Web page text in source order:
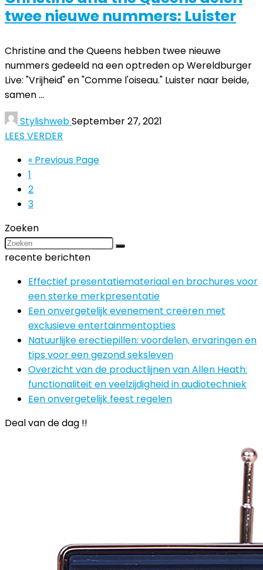
twee nieuwe nummers: Luister
Christine and the Queens hebben twee nieuwe
nummers gedeeld na een optreden op Wereldburger
Live: "Vrijheid" en "Comme l'oiseau." Luister naar beide,
samen ...
StylishwebSeptember 27, 2021
LEES VERDER
« Previous Page
1
2
3
Zoeken
recente berichten
Effectief presentatiemateriaal en brochures voor
een sterke merkpresentatie
Een onvergetelijk evenement creëren met
exclusieve entertainmentopties
Natuurlijke erectiepillen: voordelen, ervaringen en
tips voor een gezond seksleven
Overzicht van de productlijnen van Allen Heath:
functionaliteit en veelzijdigheid in audiotechniek
Een onvergetelijk feest regelen
Deal van de dag !!